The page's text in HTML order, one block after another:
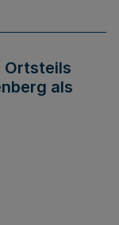
Ortsteils
als